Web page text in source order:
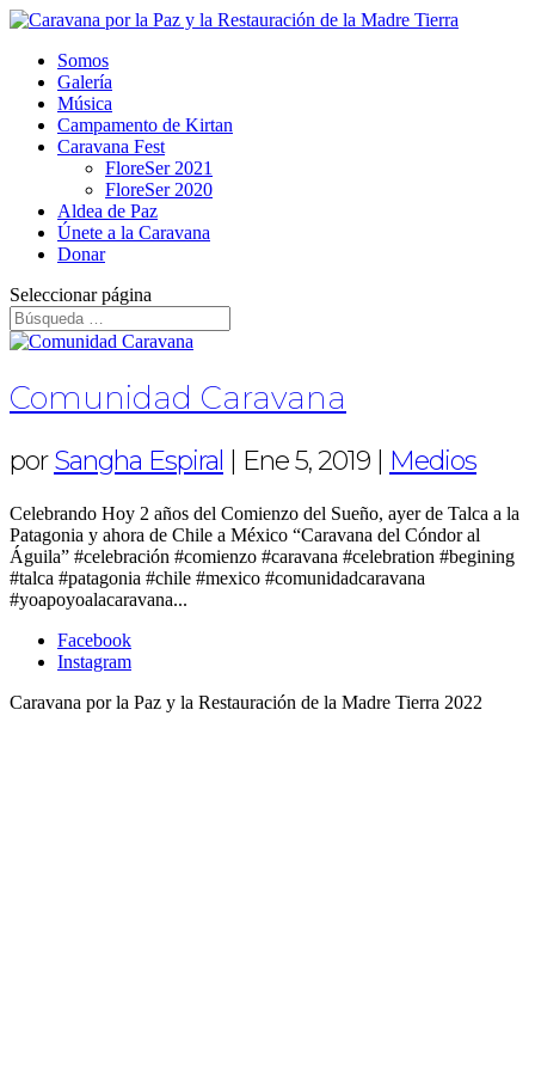
Somos
Galería
Música
Campamento de Kirtan
Caravana Fest
FloreSer 2021
FloreSer 2020
Aldea de Paz
Únete a la Caravana
Donar
Seleccionar página
Comunidad Caravana
porSangha Espiral | Ene 5, 2019 | Medios
Celebrando Hoy 2 años del Comienzo del Sueño, ayer de Talca a la
Patagonia y ahora de Chile a México “Caravana del Cóndor al
Águila” #celebración #comienzo #caravana #celebration #begining
#talca #patagonia #chile #mexico #comunidadcaravana
#yoapoyoalacaravana...
Facebook
Instagram
Caravana por la Paz y la Restauración de la Madre Tierra 2022